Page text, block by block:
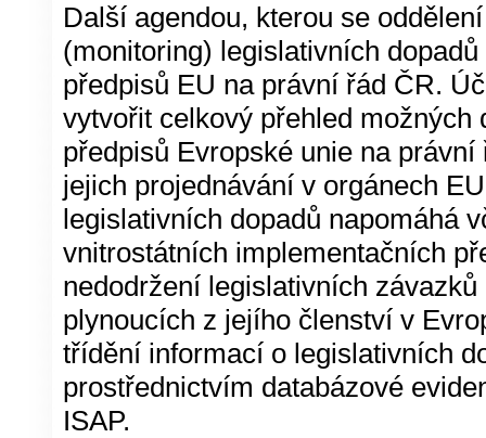
Další agendou, kterou se
(monitoring) legislativních
předpisů EU na právní řád ČR.
vytvořit celkový přehled možných
předpisů Evropské unie na
jejich projednávání v orgánech
legislativních dopadů napomáhá
vnitrostátních implementačních
nedodržení legislativních
plynoucích z jejího členství v
třídění informací o legislativních
prostřednictvím databázové
ISAP.